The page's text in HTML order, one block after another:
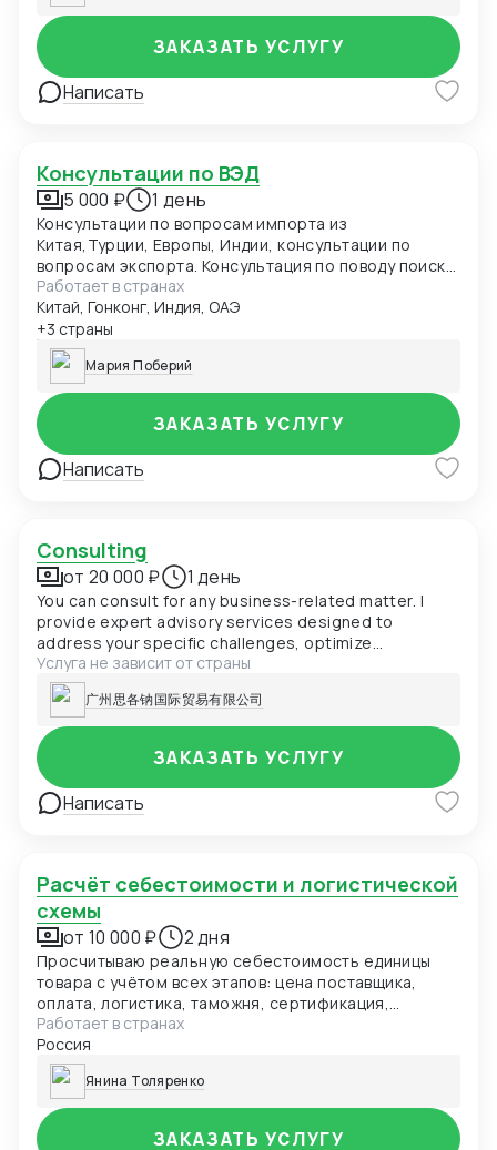
Написать
ЗАКАЗАТЬ УСЛУГУ
Консультации по ВЭД
5 000 ₽ 1 день
Консультации по вопросам импорта из
Китая,Турции, Европы, Индии, консультации по
вопросам экспорта. Консультация по поводу поиска
товара, проверки качества, оценки рисков,
логистики, создания собственной торговой марки
Работает в странах
Китай, Гонконг, Индия, ОАЭ
+3 страны
Мария Поберий
Написать
ЗАКАЗАТЬ УСЛУГУ
Consulting
от 20 000 ₽ 1 день
You can consult for any business-related matter. I
provide expert advisory services designed to
address your specific challenges, optimize
operations, and drive sustainable growth.
Услуга не зависит от страны
广州思各钠国际贸易有限公司
Написать
ЗАКАЗАТЬ УСЛУГУ
Расчёт себестоимости и логистической
схемы
от 10 000 ₽ 2 дня
Просчитываю реальную себестоимость единицы
товара с учётом всех этапов: цена поставщика,
оплата, логистика, таможня, сертификация,
доставка до склада. Оптимизирую цепочку под ваш
бюджет.
Работает в странах
Россия
Янина Толяренко
ЗАКАЗАТЬ УСЛУГУ